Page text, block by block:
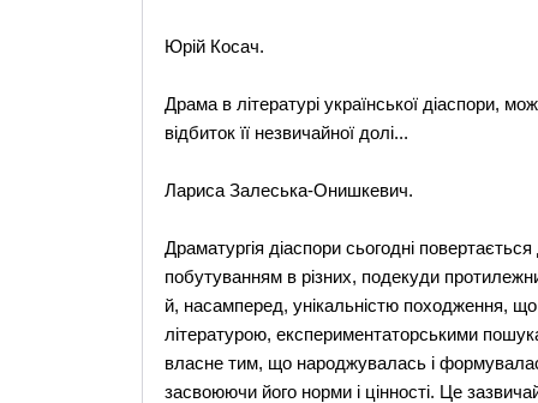
Юрій Косач.
Драма в літературі української діаспори,
відбиток її незвичайної долі...
Лариса Залеська-Онишкевич.
Драматургія діаспори сьогодні
побутуванням в різних, подекуди
й, насамперед, унікальністю походження,
літературою, експериментаторськими
власне тим, що народжувалась і
засвоюючи його норми і цінності. Це